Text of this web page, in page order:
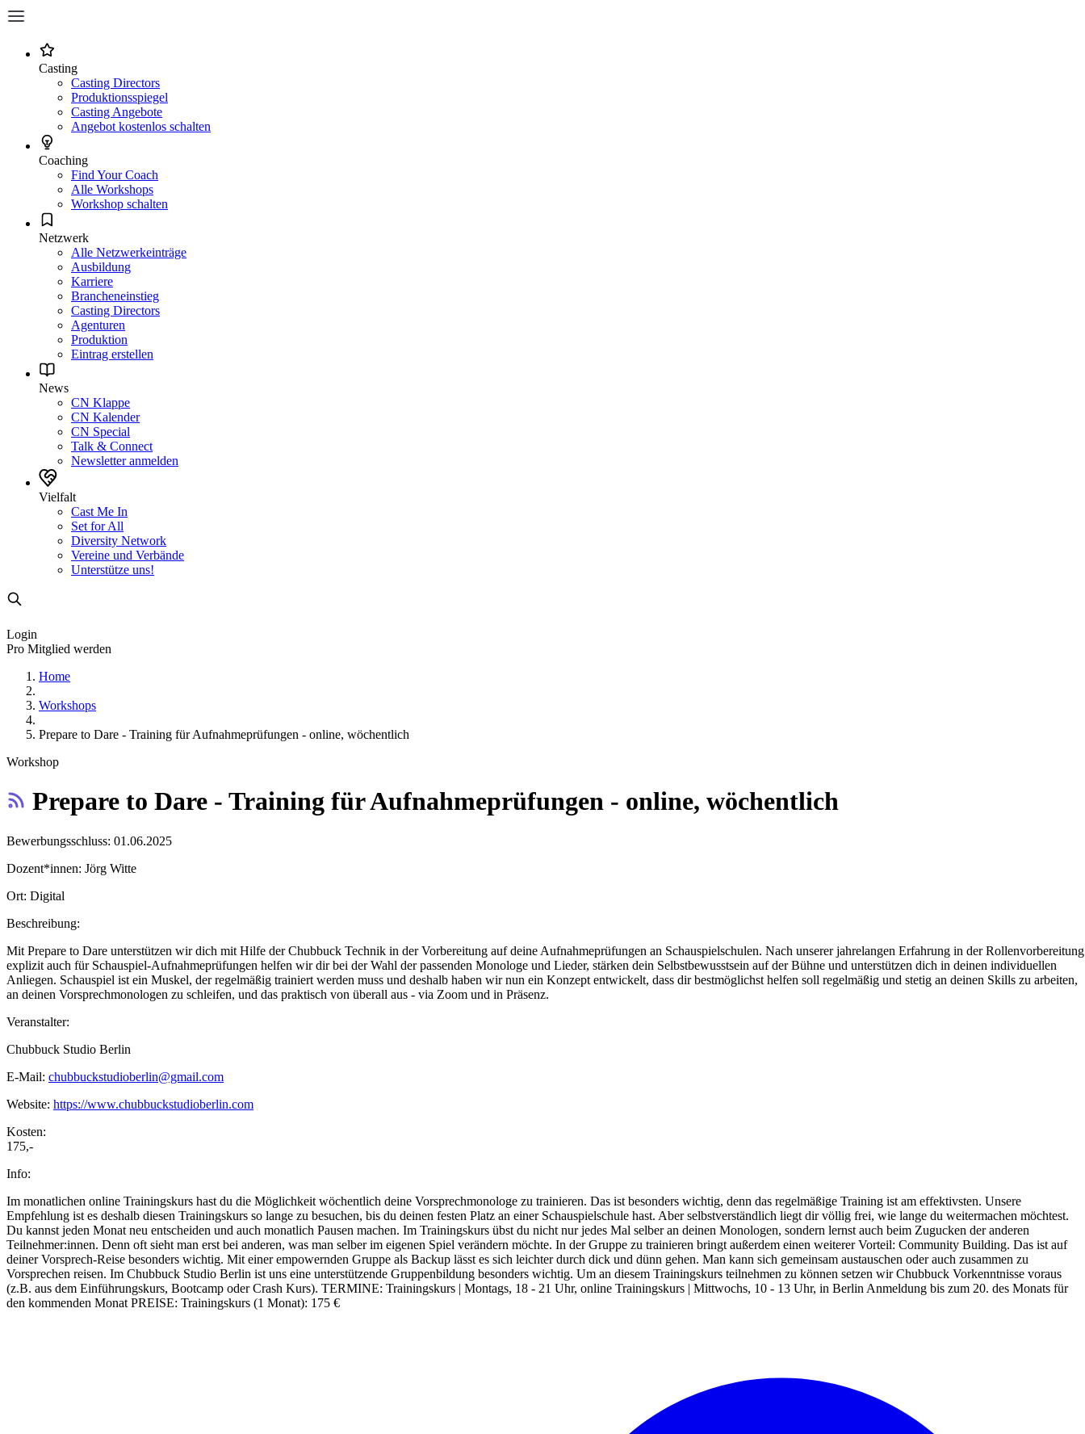
Casting
Casting Directors
Produktionsspiegel
Casting Angebote
Angebot kostenlos schalten
Coaching
Find Your Coach
Alle Workshops
Workshop schalten
Netzwerk
Alle Netzwerkeinträge
Ausbildung
Karriere
Brancheneinstieg
Casting Directors
Agenturen
Produktion
Eintrag erstellen
News
CN Klappe
CN Kalender
CN Special
Talk & Connect
Newsletter anmelden
Vielfalt
Cast Me In
Set for All
Diversity Network
Vereine und Verbände
Unterstütze uns!
Login
Pro Mitglied werden
Home
Workshops
Prepare to Dare - Training für Aufnahmeprüfungen - online, wöchentlich
Workshop
Prepare to Dare - Training für Aufnahmeprüfungen - online, wöchentlich
Bewerbungsschluss: 01.06.2025
Dozent*innen: Jörg Witte
Ort: Digital
Beschreibung:
Mit Prepare to Dare unterstützen wir dich mit Hilfe der Chubbuck Technik in der Vorbereitung auf deine Aufnahmeprüfungen an Schauspielschulen. Nach unserer jahrelangen Erfahrung in der Rollenvorbereitung
explizit auch für Schauspiel-Aufnahmeprüfungen helfen wir dir bei der Wahl der passenden Monologe und Lieder, stärken dein Selbstbewusstsein auf der Bühne und unterstützen dich in deinen individuellen
Anliegen. Schauspiel ist ein Muskel, der regelmäßig trainiert werden muss und deshalb haben wir nun ein Konzept entwickelt, dass dir bestmöglichst helfen soll regelmäßig und stetig an deinen Skills zu arbeiten,
an deinen Vorsprechmonologen zu schleifen, und das praktisch von überall aus - via Zoom und in Präsenz.
Veranstalter:
Chubbuck Studio Berlin
E-Mail: chubbuckstudioberlin@gmail.com
Website: https://www.chubbuckstudioberlin.com
Kosten:
175,-
Info:
Im monatlichen online Trainingskurs hast du die Möglichkeit wöchentlich deine Vorsprechmonologe zu trainieren. Das ist besonders wichtig, denn das regelmäßige Training ist am effektivsten. Unsere
Empfehlung ist es deshalb diesen Trainingskurs so lange zu besuchen, bis du deinen festen Platz an einer Schauspielschule hast. Aber selbstverständlich liegt dir völlig frei, wie lange du weitermachen möchtest.
Du kannst jeden Monat neu entscheiden und auch monatlich Pausen machen. Im Trainingskurs übst du nicht nur jedes Mal selber an deinen Monologen, sondern lernst auch beim Zugucken der anderen
Teilnehmer:innen. Denn oft sieht man erst bei anderen, was man selber im eigenen Spiel verändern möchte. In der Gruppe zu trainieren bringt außerdem einen weiterer Vorteil: Community Building. Das ist auf
deiner Vorsprech-Reise besonders wichtig. Mit einer empowernden Gruppe als Backup lässt es sich leichter durch dick und dünn gehen. Man kann sich gemeinsam austauschen oder auch zusammen zu
Vorsprechen reisen. Im Chubbuck Studio Berlin ist uns eine unterstützende Gruppenbildung besonders wichtig. Um an diesem Trainingskurs teilnehmen zu können setzen wir Chubbuck Vorkenntnisse voraus
(z.B. aus dem Einführungskurs, Bootcamp oder Crash Kurs). TERMINE: Trainingskurs | Montags, 18 - 21 Uhr, online Trainingskurs | Mittwochs, 10 - 13 Uhr, in Berlin Anmeldung bis zum 20. des Monats für
den kommenden Monat PREISE: Trainingskurs (1 Monat): 175 €